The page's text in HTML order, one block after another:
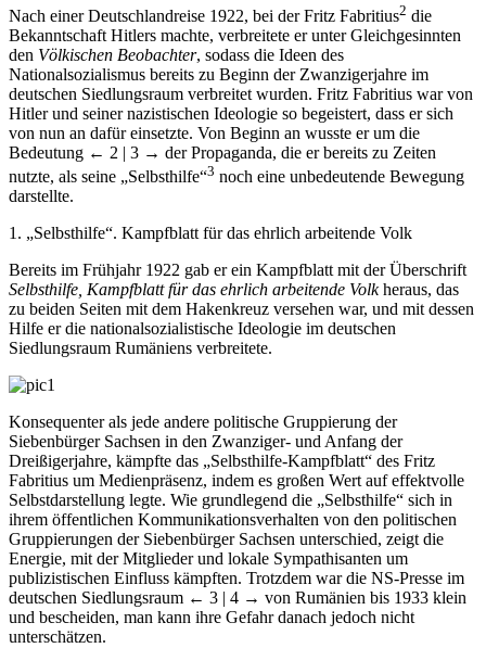
Nach einer Deutschlandreise 1922, bei der Fritz Fabritius2 die
Bekanntschaft Hitlers machte, verbreitete er unter Gleichgesinnten
den Völkischen Beobachter, sodass die Ideen des
Nationalsozialismus bereits zu Beginn der Zwanzigerjahre im
deutschen Siedlungsraum verbreitet wurden. Fritz Fabritius war von
Hitler und seiner nazistischen Ideologie so begeistert, dass er sich
von nun an dafür einsetzte. Von Beginn an wusste er um die
Bedeutung ← 2 | 3 → der Propaganda, die er bereits zu Zeiten
nutzte, als seine „Selbsthilfe“3 noch eine unbedeutende Bewegung
darstellte.
1. „Selbsthilfe“. Kampfblatt für das ehrlich arbeitende Volk
Bereits im Frühjahr 1922 gab er ein Kampfblatt mit der Überschrift
Selbsthilfe, Kampfblatt für das ehrlich arbeitende Volkheraus, das
zu beiden Seiten mit dem Hakenkreuz versehen war, und mit dessen
Hilfe er die nationalsozialistische Ideologie im deutschen
Siedlungsraum Rumäniens verbreitete.
Konsequenter als jede andere politische Gruppierung der
Siebenbürger Sachsen in den Zwanziger- und Anfang der
Dreißigerjahre, kämpfte das „Selbsthilfe-Kampfblatt“ des Fritz
Fabritius um Medienpräsenz, indem es großen Wert auf effektvolle
Selbstdarstellung legte. Wie grundlegend die „Selbsthilfe“ sich in
ihrem öffentlichen Kommunikationsverhalten von den politischen
Gruppierungen der Siebenbürger Sachsen unterschied, zeigt die
Energie, mit der Mitglieder und lokale Sympathisanten um
publizistischen Einfluss kämpften. Trotzdem war die NS-Presse im
deutschen Siedlungsraum ← 3 | 4 → von Rumänien bis 1933 klein
und bescheiden, man kann ihre Gefahr danach jedoch nicht
unterschätzen.